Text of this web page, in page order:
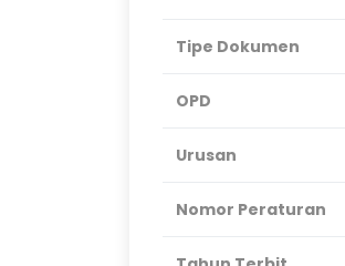
Tipe Dokumen
OPD
Urusan
Nomor Peraturan